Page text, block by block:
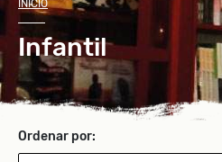
INICIO
Infantil
Ordenar por: